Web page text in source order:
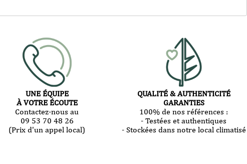
UNE ÉQUIPE
À VOTRE ÉCOUTE
Contactez-nous au
09 53 70 48 26
(Prix d'un appel local)
QUALITÉ & AUTHENTICITÉ
GARANTIES
100% de nos références :
- Testées et authentiques
- Stockées dans notre local climatisé